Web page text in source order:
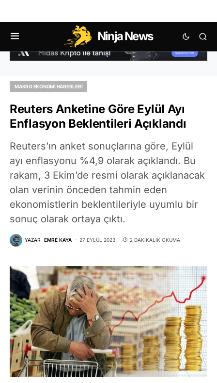
Ninja News
MAKRO EKONOMI HABERLERI
Reuters Anketine Göre Eylül Ayı
Enflasyon Beklentileri Açıklandı
Reuters’ın anket sonuçlarına göre, Eylül
ayı enflasyonu %4,9 olarak açıklandı. Bu
rakam, 3 Ekim’de resmi olarak açıklanacak
olan verinin önceden tahmin eden
ekonomistlerin beklentileriyle uyumlu bir
sonuç olarak ortaya çıktı.
YAZAR: EMRE KAYA 27 EYLÜL 2023 2 DAKIKALIK OKUMA